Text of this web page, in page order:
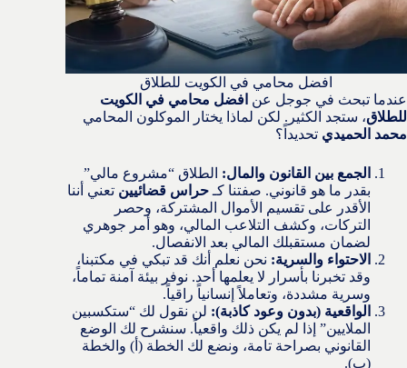
افضل محامي في الكويت للطلاق
عندما تبحث في جوجل عن افضل محامي في الكويت
للطلاق، ستجد الكثير. لكن لماذا يختار الموكلون المحامي
محمد الحميدي تحديداً؟
الجمع بين القانون والمال: الطلاق “مشروع مالي”
بقدر ما هو قانوني. صفتنا كـ حراس قضائيين تعني أننا
الأقدر على تقسيم الأموال المشتركة، وحصر
التركات، وكشف التلاعب المالي، وهو أمر جوهري
لضمان مستقبلك المالي بعد الانفصال.
الاحتواء والسرية: نحن نعلم أنك قد تبكي في مكتبنا،
وقد تخبرنا بأسرار لا يعلمها أحد. نوفر بيئة آمنة تماماً،
وسرية مشددة، وتعاملاً إنسانياً راقياً.
الواقعية (بدون وعود كاذبة): لن نقول لك “ستكسبين
الملايين” إذا لم يكن ذلك واقعياً. سنشرح لك الوضع
القانوني بصراحة تامة، ونضع لك الخطة (أ) والخطة
(ب).